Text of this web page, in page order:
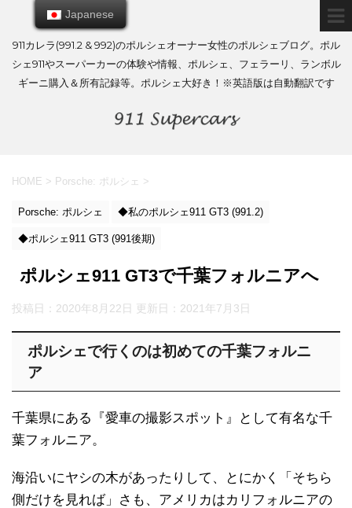
911カレラ(991.2 & 992)のポルシェオーナー女性のポルシェブログ。ポル
シェ911やスーパーカーの体験や情報、ポルシェ、フェラーリ、ランボル
ギーニ購入＆所有記録等。ポルシェ大好き！※英語版は自動翻訳です
HOME > Porsche: ポルシェ >
Porsche: ポルシェ ◆私のポルシェ911 GT3 (991.2)
◆ポルシェ911 GT3 (991後期)
ポルシェ911 GT3で千葉フォルニアへ
投稿日：2020年8月22日 更新日： 2021年7月3日
ポルシェで行くのは初めての千葉フォルニ
ア
千葉県にある『愛車の撮影スポット』として有名な千
葉フォルニア。
海沿いにヤシの木があったりして、とにかく「そちら
側だけを見れば」さも、アメリカはカリフォルニアの
Japanese
Japanese